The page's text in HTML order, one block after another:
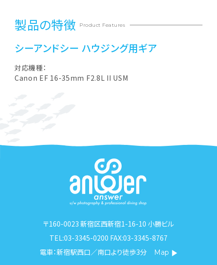
製品の特徴 Product Features
シーアンドシー ハウジング用ギア
対応機種：
Canon EF 16-35mm F2.8L II USM
〒160-0023 新宿区西新宿1-16-10 小勝ビル
TEL:03-3345-0200 FAX:03-3345-8767
電車：新宿駅西口／南口より徒歩3分
Map